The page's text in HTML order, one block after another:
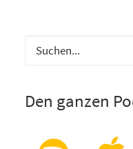
Den ganzen